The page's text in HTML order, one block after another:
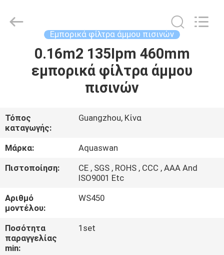
ΠΕΡΊΠΟΥ
ΕΜΕΊΣ
ΓΎΡΟΣ
ΕΡΓΟΣΤΑΣΊΩΝ
ΠΟΙΟΤΙΚΌΣ
ΈΛΕΓΧΟΣ
co,.ltd.
Εμπορικά φίλτρα άμμου πισινών
0.16m2 135Ipm 460mm
εμπορικά φίλτρα άμμου
πισινών
Τόπος
καταγωγής:
Guangzhou, Κίνα
Μάρκα:
Aquaswan
Πιστοποίηση:
CE , SGS , ROHS , CCC , AAA And
ISO9001 Etc
Αριθμό
μοντέλου:
WS450
Ποσότητα
παραγγελίας
min:
1set